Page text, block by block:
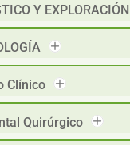
Y EXPLORACIÓN
Clínico
Quirúrgico